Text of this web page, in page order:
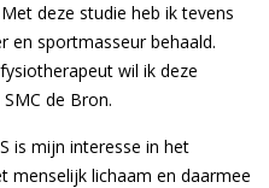
deze studie heb ik tevens
en sportmasseur behaald.
wil ik deze
de Bron.
is mijn interesse in het
menselijk lichaam en daarmee